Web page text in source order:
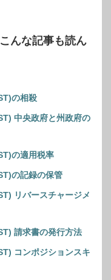
んな記事も読ん
の相殺
中央政府と州政府の
の適用税率
の記録の保管
リバースチャージメ
請求書の発行方法
コンポジションスキ